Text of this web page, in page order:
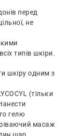
перед
не
типів шкіри.
шкіру одним з
(тільки
гелю
масаж
шар.